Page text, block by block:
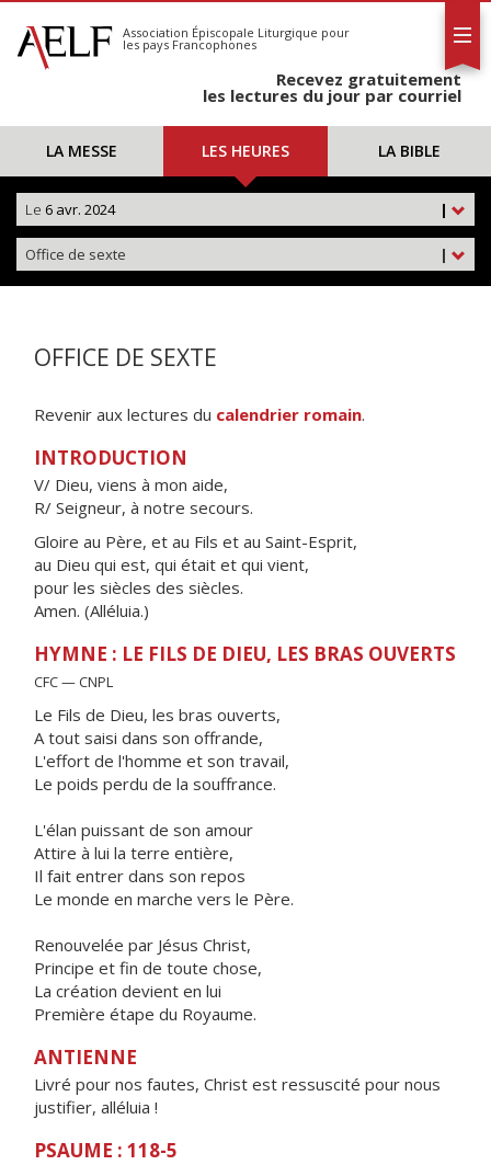
S'abonner
Calendrier
Association Épiscopale Liturgique pour
les pays Francophones
Recevez gratuitement
les lectures du jour par courriel
LA MESSE LES HEURES LA BIBLE
|
Le 6 avr. 2024
|
Office de sexte
OFFICE DE SEXTE
Revenir aux lectures du calendrier romain.
INTRODUCTION
V/ Dieu, viens à mon aide,
R/ Seigneur, à notre secours.
Gloire au Père, et au Fils et au Saint-Esprit,
au Dieu qui est, qui était et qui vient,
pour les siècles des siècles.
Amen. (Alléluia.)
HYMNE : LE FILS DE DIEU, LES BRAS OUVERTS
CFC — CNPL
Le Fils de Dieu, les bras ouverts,
A tout saisi dans son offrande,
L'effort de l'homme et son travail,
Le poids perdu de la souffrance.
L'élan puissant de son amour
Attire à lui la terre entière,
Il fait entrer dans son repos
Le monde en marche vers le Père.
Renouvelée par Jésus Christ,
Principe et fin de toute chose,
La création devient en lui
Première étape du Royaume.
ANTIENNE
Livré pour nos fautes, Christ est ressuscité pour nous
justifier, alléluia !
PSAUME : 118-5